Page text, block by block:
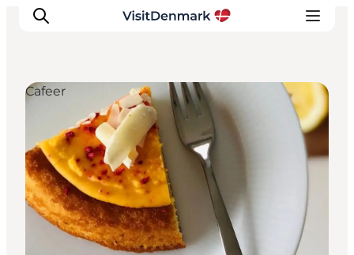
Inspirasjon
Reisemål
Aktiviteter
Overnatting
Planlegg reisen
Cafeer